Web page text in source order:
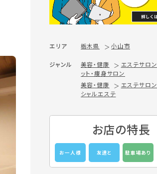
エリア 栃木県 小山市
ジャンル 美容・健康 エステサロン
ット・痩身サロン
美容・健康
エステサロン
シャルエステ
お店の特長
お一人様 友達と 駐車場あり